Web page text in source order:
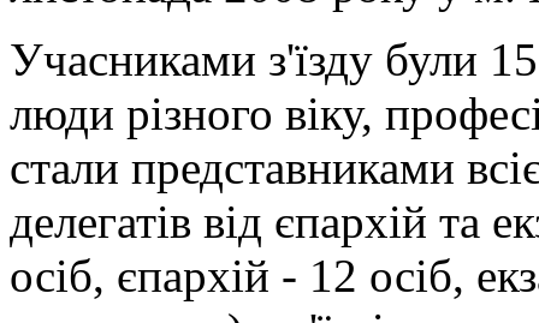
Учасниками з'їзду були
люди різного віку,
стали представниками
делегатів від єпархій та
осіб, єпархій - 12 осіб,